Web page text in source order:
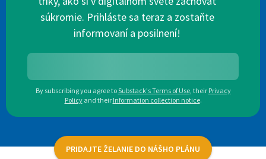
súkromie. Prihláste sa teraz a zostaňte
informovaní a posilnení!
By subscribing you agree toSubstack's Terms of Use, their Privacy
Policy and their Information collection notice.
PRIDAJTE ŽELANIE DO NÁŠHO PLÁNU